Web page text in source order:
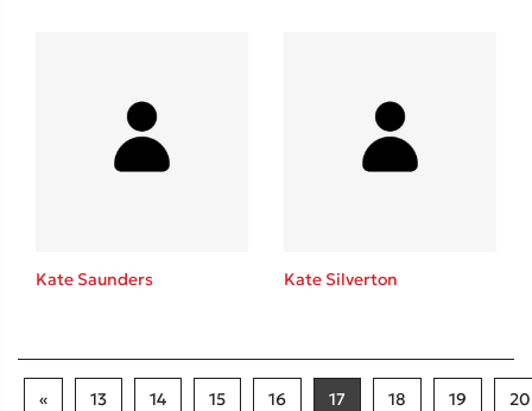
Kate Saunders Kate Silverton
« 13 14 15 16 17 18 19 20